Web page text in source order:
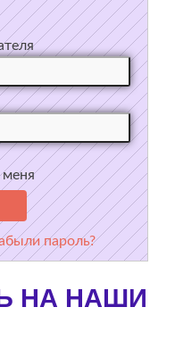
пароль?
НА НАШИ